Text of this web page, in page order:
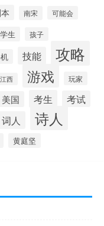
南宋 可能会
学生 孩子
技能 攻略
江西 游戏 玩家
美国 考生 考试
词人 诗人
黄庭坚